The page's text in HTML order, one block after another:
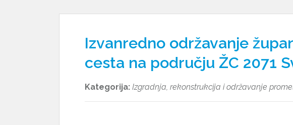
Izvanredno održavanje
cesta na području ŽC 2071
Kategorija: Izgradnja, rekonstrukcija i održavanje